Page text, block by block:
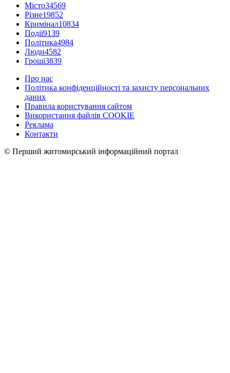
Місто34569
Різне19852
Кримінал10834
Події9139
Політика4984
Люди4582
Гроші3839
Про нас
Політика конфіденційності та захисту персональних
даних
Правила користування сайтом
Використання файлів COOKIE
Реклама
Контакти
© Перший житомирський інформаційний портал